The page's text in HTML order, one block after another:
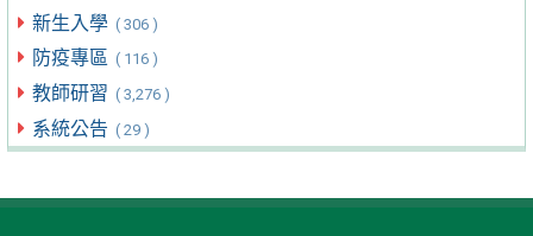
新生入學 ( 306 )
防疫專區 ( 116 )
教師研習 ( 3,276 )
系統公告 ( 29 )